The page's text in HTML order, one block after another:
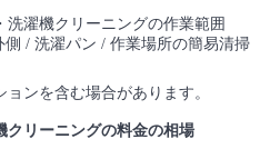
濯機クリーニングの作業範囲
/ 洗濯パン / 作業場所の簡易清掃
ンを含む場合があります。
クリーニングの料金の相場